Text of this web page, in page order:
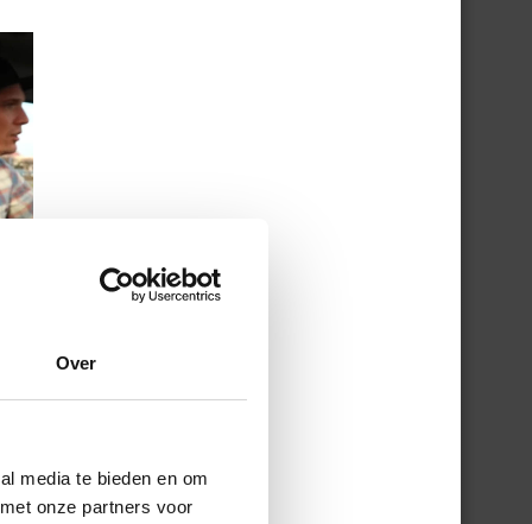
Over
media te bieden en om
onze partners voor